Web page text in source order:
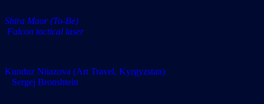
Shira Maor (To-Be)
Falcon tactical laser
Kunduz Niiazova (Art Travel, Kyrgyzstan)
Sergej Bronshtein